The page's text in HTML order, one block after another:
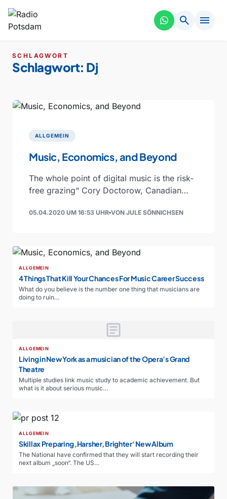
search menu
SCHLAGWORT
Schlagwort: Dj
ALLGEMEIN
Music, Economics, and Beyond
The whole point of digital music is the risk-
free grazing“ Cory Doctorow, Canadian
blog Boing Boing, is an…
05.04.2020 UM 16:53 UHR VON JULE SÖNNICHSEN
ALLGEMEIN
4 Things That Kill Your Chances For Music Career Success
What do you believe is the number one thing that musicians are
doing to ruin…
article
ALLGEMEIN
Living in New York as a musician of the Opera’s Grand
Theatre
Multiple studies link music study to academic achievement. But
what is it about serious music…
ALLGEMEIN
Skillax Preparing ‚Harsher, Brighter‘ New Album
The National have confirmed that they will start recording their
next album „soon“. The US…